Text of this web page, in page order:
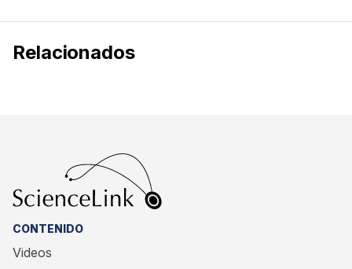
Relacionados
CONTENIDO
Videos